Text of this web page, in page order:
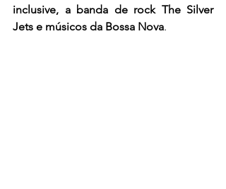
inclusive, a banda de rock The Silver
Jets e músicos da Bossa Nova.